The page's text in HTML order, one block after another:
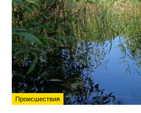
Происшествия